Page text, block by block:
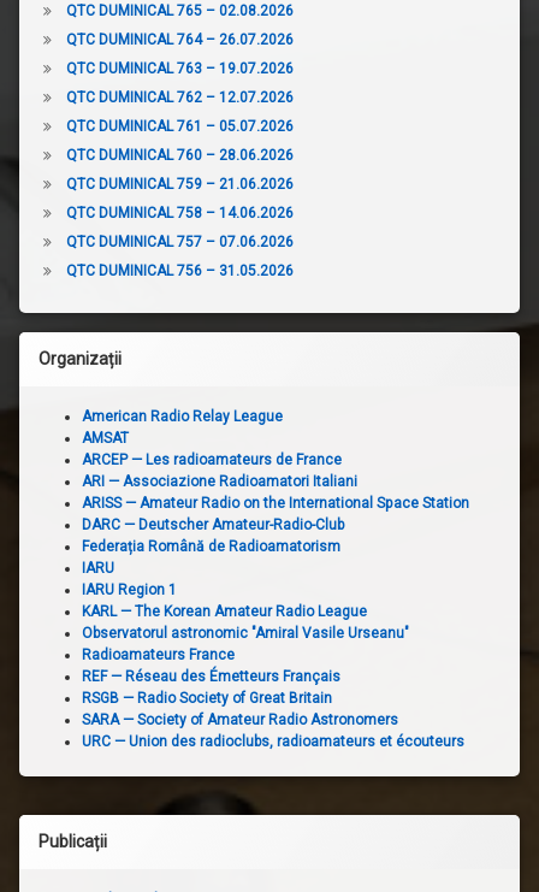
QTC DUMINICAL 765 – 02.08.2026
QTC DUMINICAL 764 – 26.07.2026
QTC DUMINICAL 763 – 19.07.2026
QTC DUMINICAL 762 – 12.07.2026
QTC DUMINICAL 761 – 05.07.2026
QTC DUMINICAL 760 – 28.06.2026
QTC DUMINICAL 759 – 21.06.2026
QTC DUMINICAL 758 – 14.06.2026
QTC DUMINICAL 757 – 07.06.2026
QTC DUMINICAL 756 – 31.05.2026
Organizații
American Radio Relay League
AMSAT
ARCEP — Les radioamateurs de France
ARI — Associazione Radioamatori Italiani
ARISS — Amateur Radio on the International Space Station
DARC — Deutscher Amateur-Radio-Club
Federația Română de Radioamatorism
IARU
IARU Region 1
KARL — The Korean Amateur Radio League
Observatorul astronomic "Amiral Vasile Urseanu"
Radioamateurs France
REF — Réseau des Émetteurs Français
RSGB — Radio Society of Great Britain
SARA — Society of Amateur Radio Astronomers
URC — Union des radioclubs, radioamateurs et écouteurs
Publicații